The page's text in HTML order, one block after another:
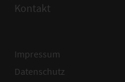
Kontakt
Impressum
Datenschutz